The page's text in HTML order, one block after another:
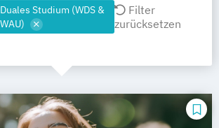
Duales Studium (WDS &
WAU)
Filter
zurücksetzen